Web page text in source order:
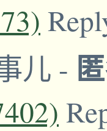
儿 -